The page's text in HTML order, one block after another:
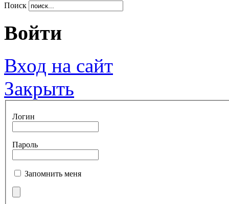
Поиск
Войти
Вход на сайт
Закрыть
Логин
Пароль
Запомнить меня